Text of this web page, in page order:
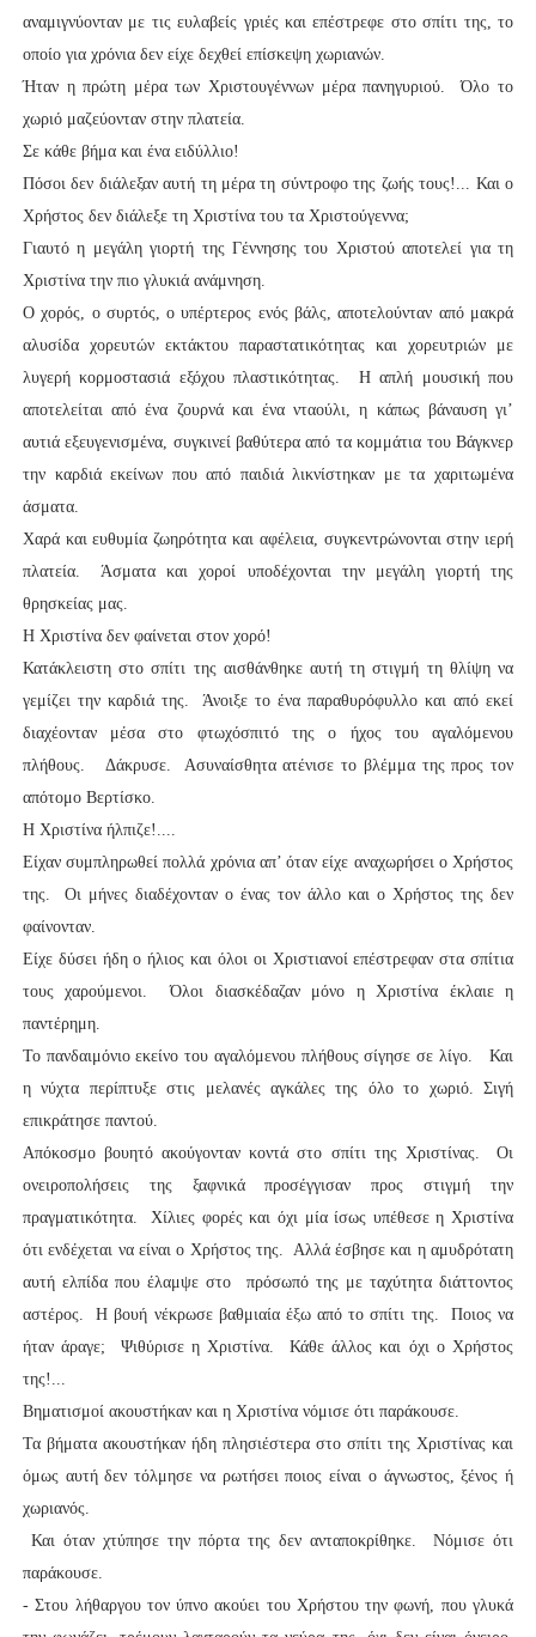
αναμιγνύονταν με τις ευλαβείς γριές και επέστρεφε στο σπίτι της, το
οποίο για χρόνια δεν είχε δεχθεί επίσκεψη χωριανών.
Ήταν η πρώτη μέρα των Χριστουγέννων μέρα πανηγυριού. Όλο το
χωριό μαζεύονταν στην πλατεία.
Σε κάθε βήμα και ένα ειδύλλιο!
Πόσοι δεν διάλεξαν αυτή τη μέρα τη σύντροφο της ζωής τους!... Και ο
Χρήστος δεν διάλεξε τη Χριστίνα του τα Χριστούγεννα;
Γιαυτό η μεγάλη γιορτή της Γέννησης του Χριστού αποτελεί για τη
Χριστίνα την πιο γλυκιά ανάμνηση.
Ο χορός, ο συρτός, ο υπέρτερος ενός βάλς, αποτελούνταν από μακρά
αλυσίδα χορευτών εκτάκτου παραστατικότητας και χορευτριών με
λυγερή κορμοστασιά εξόχου πλαστικότητας. Η απλή μουσική που
αποτελείται από ένα ζουρνά και ένα νταούλι, η κάπως βάναυση γι’
αυτιά εξευγενισμένα, συγκινεί βαθύτερα από τα κομμάτια του Βάγκνερ
την καρδιά εκείνων που από παιδιά λικνίστηκαν με τα χαριτωμένα
άσματα.
Χαρά και ευθυμία ζωηρότητα και αφέλεια, συγκεντρώνονται στην ιερή
πλατεία. Άσματα και χοροί υποδέχονται την μεγάλη γιορτή της
θρησκείας μας.
Η Χριστίνα δεν φαίνεται στον χορό!
Κατάκλειστη στο σπίτι της αισθάνθηκε αυτή τη στιγμή τη θλίψη να
γεμίζει την καρδιά της. Άνοιξε το ένα παραθυρόφυλλο και από εκεί
διαχέονταν μέσα στο φτωχόσπιτό της ο ήχος του αγαλόμενου
πλήθους. Δάκρυσε. Ασυναίσθητα ατένισε το βλέμμα της προς τον
απότομο Βερτίσκο.
Η Χριστίνα ήλπιζε!....
Είχαν συμπληρωθεί πολλά χρόνια απ’ όταν είχε αναχωρήσει ο Χρήστος
της. Οι μήνες διαδέχονταν ο ένας τον άλλο και ο Χρήστος της δεν
φαίνονταν.
Είχε δύσει ήδη ο ήλιος και όλοι οι Χριστιανοί επέστρεφαν στα σπίτια
τους χαρούμενοι. Όλοι διασκέδαζαν μόνο η Χριστίνα έκλαιε η
παντέρημη.
Το πανδαιμόνιο εκείνο του αγαλόμενου πλήθους σίγησε σε λίγο. Και
η νύχτα περίπτυξε στις μελανές αγκάλες της όλο το χωριό. Σιγή
επικράτησε παντού.
Απόκοσμο βουητό ακούγονταν κοντά στο σπίτι της Χριστίνας. Οι
ονειροπολήσεις της ξαφνικά προσέγγισαν προς στιγμή την
πραγματικότητα. Χίλιες φορές και όχι μία ίσως υπέθεσε η Χριστίνα
ότι ενδέχεται να είναι ο Χρήστος της. Αλλά έσβησε και η αμυδρότατη
αυτή ελπίδα που έλαμψε στο πρόσωπό της με ταχύτητα διάττοντος
αστέρος. Η βουή νέκρωσε βαθμιαία έξω από το σπίτι της. Ποιος να
ήταν άραγε; Ψιθύρισε η Χριστίνα. Κάθε άλλος και όχι ο Χρήστος
της!...
Βηματισμοί ακουστήκαν και η Χριστίνα νόμισε ότι παράκουσε.
Τα βήματα ακουστήκαν ήδη πλησιέστερα στο σπίτι της Χριστίνας και
όμως αυτή δεν τόλμησε να ρωτήσει ποιος είναι ο άγνωστος, ξένος ή
χωριανός.
Και όταν χτύπησε την πόρτα της δεν ανταποκρίθηκε. Νόμισε ότι
παράκουσε.
- Στου λήθαργου τον ύπνο ακούει του Χρήστου την φωνή, που γλυκά